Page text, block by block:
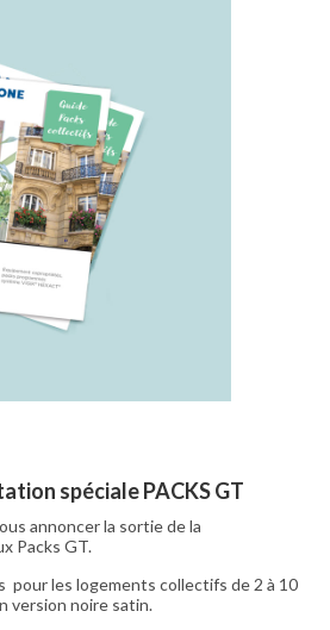
spéciale PACKS GT
annoncer la sortie de la
Packs GT.
pour les logements collectifs de 2 à 10
version noire satin.